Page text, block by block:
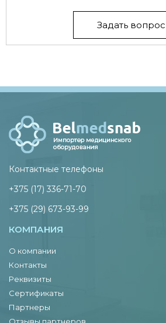
Задать вопрос
Контактные телефоны
+375 (17) 336-71-70
+375 (29) 673-93-99
КОМПАНИЯ
О компании
Контакты
Реквизиты
Сертификаты
Партнеры